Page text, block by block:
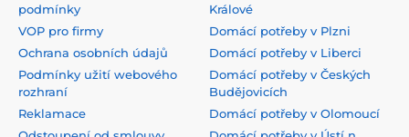
podmínky
VOP pro firmy
Ochrana osobních údajů
Podmínky užití webového
rozhraní
Reklamace
Králové
Domácí potřeby v Plzni
Domácí potřeby v Liberci
Domácí potřeby v Českých
Budějovicích
Domácí potřeby v Olomoucí